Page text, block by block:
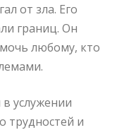
от зла. Его
границ. Он
любому, кто
услужении
трудностей и